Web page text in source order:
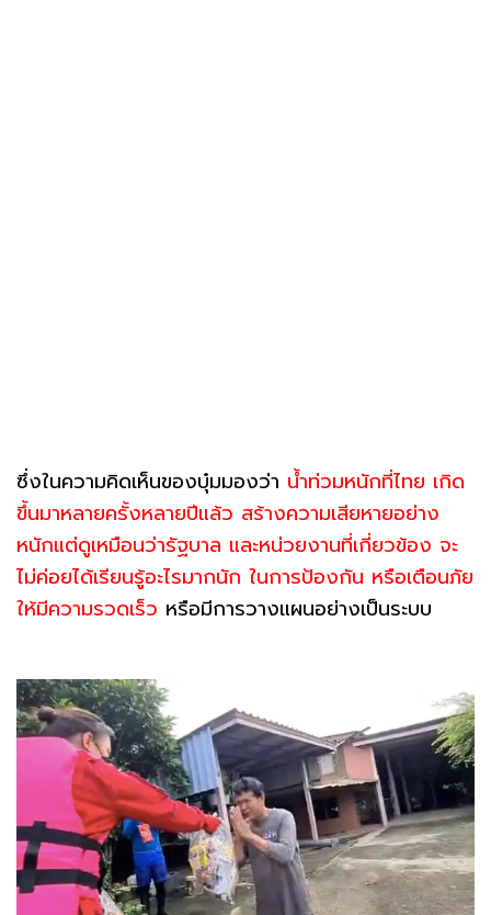
ซึ่งในความคิดเห็นของบุ๋มมองว่า น้ำท่วมหนักที่ไทย เกิด
ขึ้นมาหลายครั้งหลายปีแล้ว สร้างความเสียหายอย่าง
หนักแต่ดูเหมือนว่ารัฐบาล และหน่วยงานที่เกี่ยวข้อง จะ
ไม่ค่อยได้เรียนรู้อะไรมากนัก ในการป้องกัน หรือเตือนภัย
ให้มีความรวดเร็ว หรือมีการวางแผนอย่างเป็นระบบ